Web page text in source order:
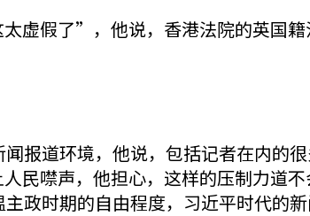
虚假了”，他说，香港法院的英国
道环境，他说，包括记者在内的很
民噤声，他担心，这样的压制力道
时期的自由程度，习近平时代的